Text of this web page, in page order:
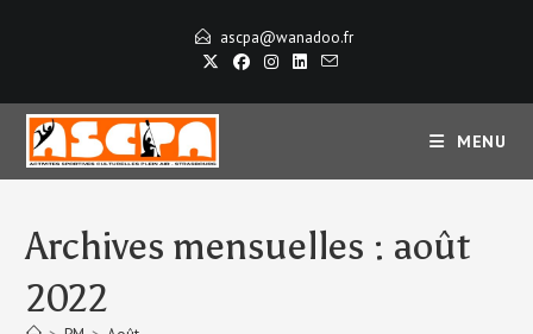
ascpa@wanadoo.fr
MENU
Archives mensuelles : août
2022